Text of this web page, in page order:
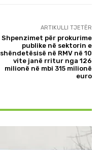
ARTIKULLI TJETËR
Shpenzimet për prokurime
publike në sektorin e
shëndetësisë në RMV në 10
vite janë rritur nga 126
milionë në mbi 315 milionë
euro